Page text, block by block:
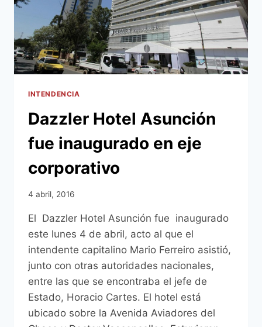
INTENDENCIA
Dazzler Hotel Asunción
fue inaugurado en eje
corporativo
4 abril, 2016
El Dazzler Hotel Asunción fue inaugurado
este lunes 4 de abril, acto al que el
intendente capitalino Mario Ferreiro asistió,
junto con otras autoridades nacionales,
entre las que se encontraba el jefe de
Estado, Horacio Cartes. El hotel está
ubicado sobre la Avenida Aviadores del